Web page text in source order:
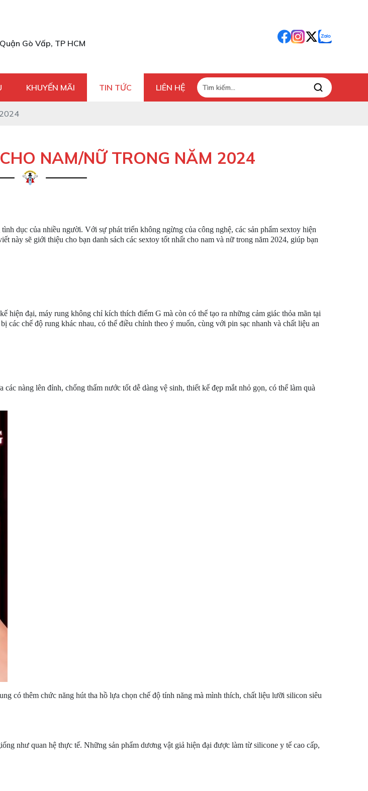
Gò Vấp, TP HCM
KHUYẾN MÃI TIN TỨC LIÊN HỆ
NAM/NỮ TRONG NĂM 2024
dục của nhiều người. Với sự phát triển không ngừng của công nghệ, các sản phẩm sextoy hiện
này sẽ giới thiệu cho bạn danh sách các sextoy tốt nhất cho nam và nữ trong năm 2024, giúp bạn
đại, máy rung không chỉ kích thích điểm G mà còn có thể tạo ra những cảm giác thỏa mãn tại
các chế độ rung khác nhau, có thể điều chỉnh theo ý muốn, cùng với pin sạc nhanh và chất liệu an
nàng lên đỉnh, chống thấm nước tốt dễ dàng vệ sinh, thiết kế đẹp mắt nhỏ gọn, có thể làm quà
có thêm chức năng hút tha hồ lựa chọn chế độ tính năng mà mình thích, chất liệu lưỡi silicon siêu
như quan hệ thực tế. Những sản phẩm dương vật giả hiện đại được làm từ silicone y tế cao cấp,